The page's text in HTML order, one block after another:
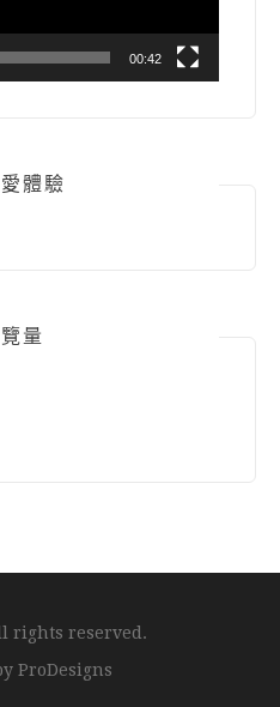
00:42
體驗
量
rights reserved.
ProDesigns